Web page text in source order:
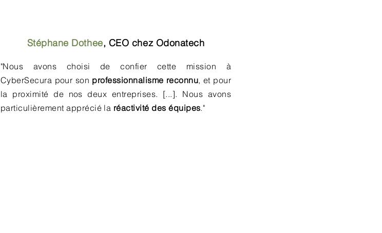
Stéphane Dothee, CEO chez Odonatech
"Nous avons choisi de confier cette mission à
CyberSecura pour son professionnalisme reconnu, et pour
la proximité de nos deux entreprises. [...]. Nous avons
particulièrement apprécié la réactivité des équipes."